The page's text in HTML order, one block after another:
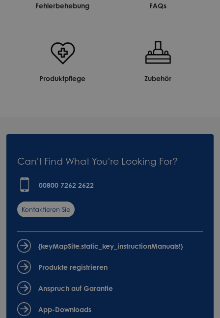
Fehlerbehebung FAQs
Produktpflege Zubehör
Can't Find What You're Looking For?
00800 7262 2622
Kontaktieren Sie
{keyMapSite.static_key_instructionManuals!}
Produkte registrieren
Anspruch auf Garantie
App-Downloads